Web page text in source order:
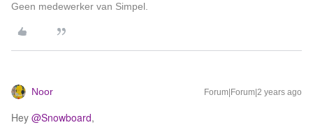
Geen medewerker van Simpel.
Noor Forum|Forum|2 years ago
Hey @Snowboard,